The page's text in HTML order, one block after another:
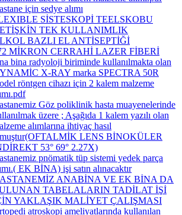
için sedye alımı
SİSTESKOPİ TEELSKOBU
TEK KULLANIMLIK
BAZLI EL ANTİSEPTİĞİ
MİKRON CERRAHİ LAZER FİBERİ
bina radyoloji biriminde kullanılmakta olan
X-RAY marka SPECTRA 50R
röntgen cihazı için 2 kalem malzeme
Göz poliklinik hasta muayenelerinde
üzere ; Aşağıda 1 kalem yazılı olan
alımlarına ihtiyaç hasıl
LENS BİNOKÜLER
53° 69° 2.27X)
pnömatik tüp sistemi yedek parça
EK BİNA) işi satın alınacaktır
ANABİNA VE EK BİNA DA
TABELALARIN TADİLAT İŞİ
YAKLAŞIK MALİYET ÇALIŞMASI
atroskopi ameliyatlarında kullanılan